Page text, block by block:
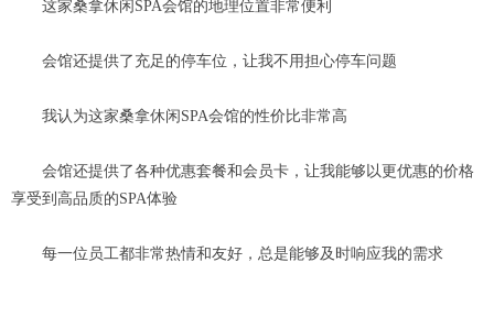
这家桑拿休闲SPA会馆的地理位置非常便利
会馆还提供了充足的停车位，让我不用担心停车问题
我认为这家桑拿休闲SPA会馆的性价比非常高
会馆还提供了各种优惠套餐和会员卡，让我能够以更优惠的价格
享受到高品质的SPA体验
每一位员工都非常热情和友好，总是能够及时响应我的需求